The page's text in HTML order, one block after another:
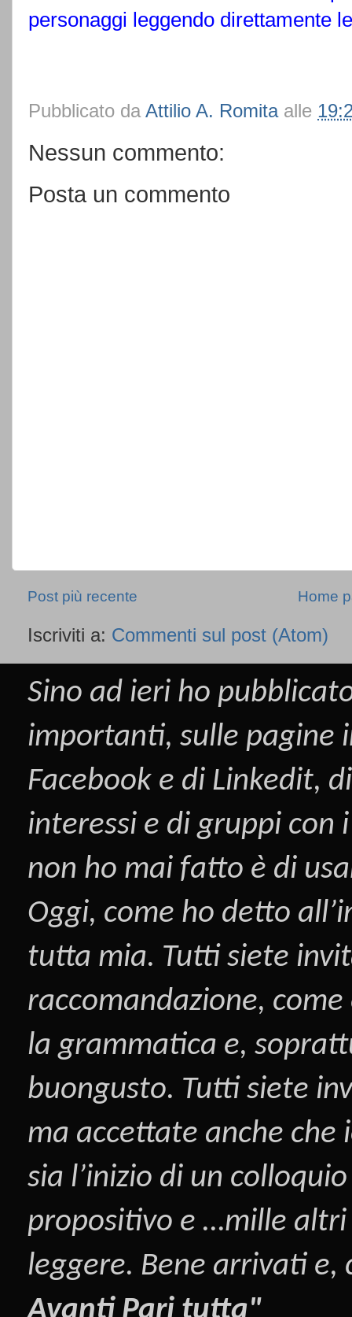
personaggi leggendo direttamente
Pubblicato da Attilio A. Romita alle
Nessun commento:
Posta un commento
Post più recente Home
Iscriviti a: Commenti sul post (Atom)
Sino ad ieri ho
importanti, sulle pagine
Facebook e di Linkedit,
interessi e di gruppi con
non ho mai fatto è di
Oggi, come ho detto
tutta mia. Tutti siete
raccomandazione,
la grammatica e,
buongusto. Tutti siete
ma accettate anche che
sia l’inizio di un
propositivo e …mille
leggere. Bene arrivati e,
Avanti Pari tutta"